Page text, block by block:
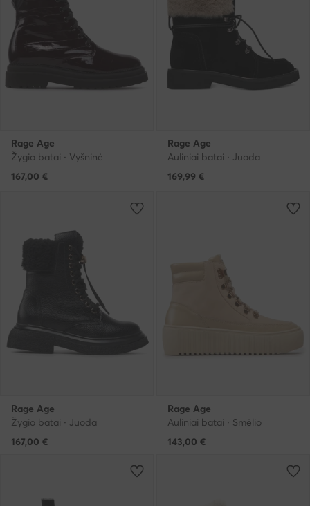
Rage Age
Žygio batai · Vyšninė
167,00 €
Rage Age
Auliniai batai · Juoda
169,99 €
Rage Age
Žygio batai · Juoda
167,00 €
Rage Age
Auliniai batai · Smėlio
143,00 €